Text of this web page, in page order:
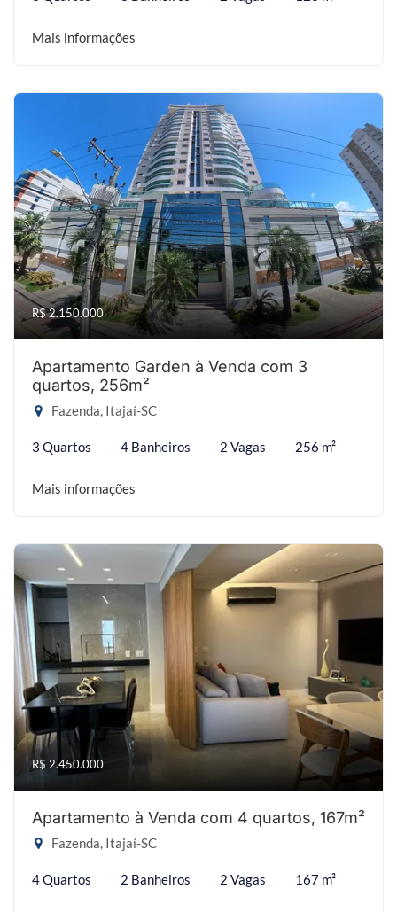
Mais informações
R$ 2.150.000
Apartamento Garden à Venda com 3
quartos, 256m²
Fazenda, Itajaí-SC
3 Quartos 4 Banheiros 2 Vagas 256 m²
Mais informações
R$ 2.450.000
Apartamento à Venda com 4 quartos, 167m²
Fazenda, Itajaí-SC
4 Quartos 2 Banheiros 2 Vagas 167 m²